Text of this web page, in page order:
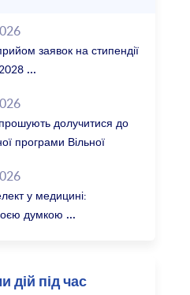
заявок на стипендії
долучитися до
програми Вільної
у медицині:
думкою
дій під час